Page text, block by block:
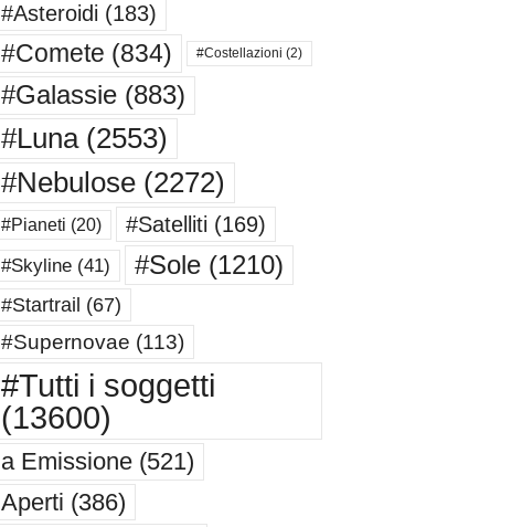
#Asteroidi (183)
#Comete (834) #Costellazioni (2)
#Galassie(883)
#Luna(2553)
#Nebulose(2272)
#Pianeti (20) #Satelliti (169)
#Skyline(41) #Sole(1210)
#Startrail (67)
#Supernovae (113)
#Tutti i soggetti
(13600)
a Emissione(521)
Aperti (386)